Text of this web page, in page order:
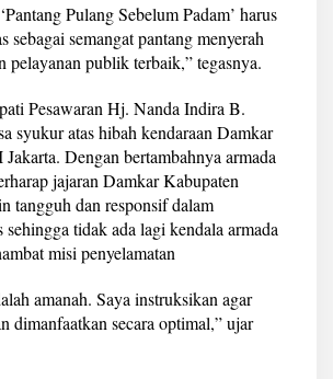
k
a
r
H
b
a
h
P
e
m
r
o
D
K
I
Pulang Sebelum Padam’ harus
sebagai semangat pantang menyerah
pelayanan publik terbaik,” tegasnya.
Pesawaran Hj. Nanda Indira B.
syukur atas hibah kendaraan Damkar
Dengan bertambahnya armada
jajaran Damkar Kabupaten
tangguh dan responsif dalam
sehingga tidak ada lagi kendala armada
misi penyelamatan
amanah. Saya instruksikan agar
dimanfaatkan secara optimal,” ujar